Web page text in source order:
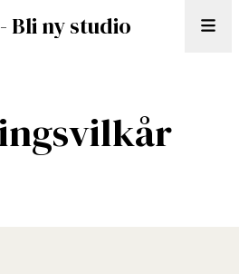
Bli ny studio